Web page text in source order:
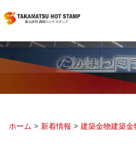
ホーム > 新着情報 > 建築金物建築金